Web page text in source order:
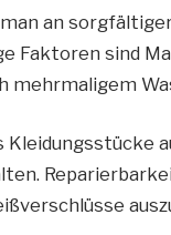
an
Faktoren sind
mehrmaligem